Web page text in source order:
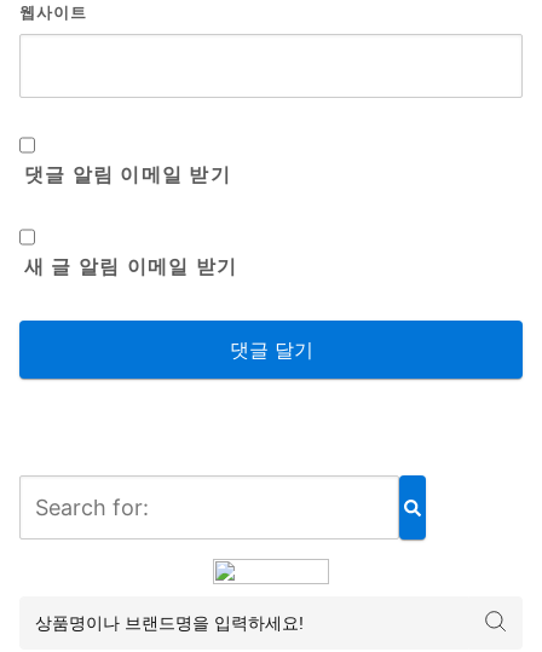
웹사이트
댓글 알림 이메일 받기
새 글 알림 이메일 받기